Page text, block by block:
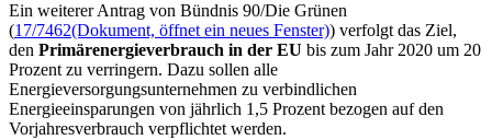
Ein weiterer Antrag von Bündnis 90/Die Grünen
(17/7462(Dokument, öffnet ein neues Fenster)) verfolgt das Ziel,
den Primärenergieverbrauch in der EU bis zum Jahr 2020 um 20
Prozent zu verringern. Dazu sollen alle
Energieversorgungsunternehmen zu verbindlichen
Energieeinsparungen von jährlich 1,5 Prozent bezogen auf den
Vorjahresverbrauch verpflichtet werden.